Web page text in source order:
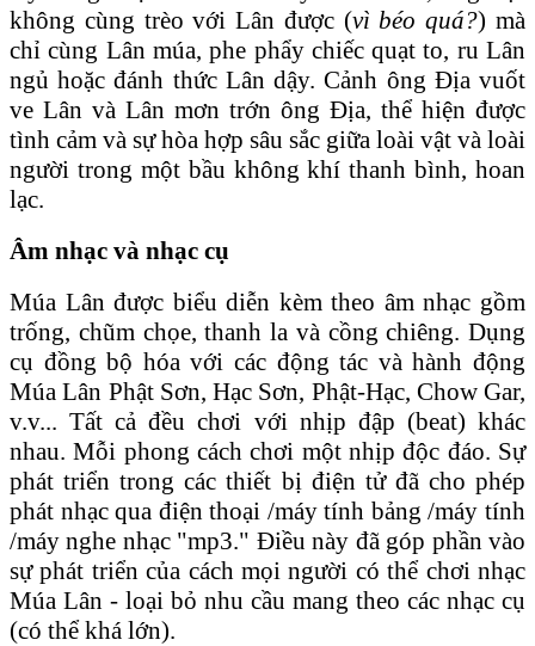
không cùng trèo với Lân được (vì béo quá?) mà
chỉ cùng Lân múa, phe phẩy chiếc quạt to, ru Lân
ngủ hoặc đánh thức Lân dậy. Cảnh ông Địa vuốt
ve Lân và Lân mơn trớn ông Địa, thể hiện được
tình cảm và sự hòa hợp sâu sắc giữa loài vật và loài
người trong một bầu không khí thanh bình, hoan
lạc.
Âm nhạc và nhạc cụ
Múa Lân được biểu diễn kèm theo âm nhạc gồm
trống, chũm chọe, thanh la và cồng chiêng. Dụng
cụ đồng bộ hóa với các động tác và hành động
Múa Lân Phật Sơn, Hạc Sơn, Phật-Hạc, Chow Gar,
v.v... Tất cả đều chơi với nhịp đập (beat) khác
nhau. Mỗi phong cách chơi một nhịp độc đáo. Sự
phát triển trong các thiết bị điện tử đã cho phép
phát nhạc qua điện thoại /máy tính bảng /máy tính
/máy nghe nhạc "mp3." Điều này đã góp phần vào
sự phát triển của cách mọi người có thể chơi nhạc
Múa Lân - loại bỏ nhu cầu mang theo các nhạc cụ
(có thể khá lớn).